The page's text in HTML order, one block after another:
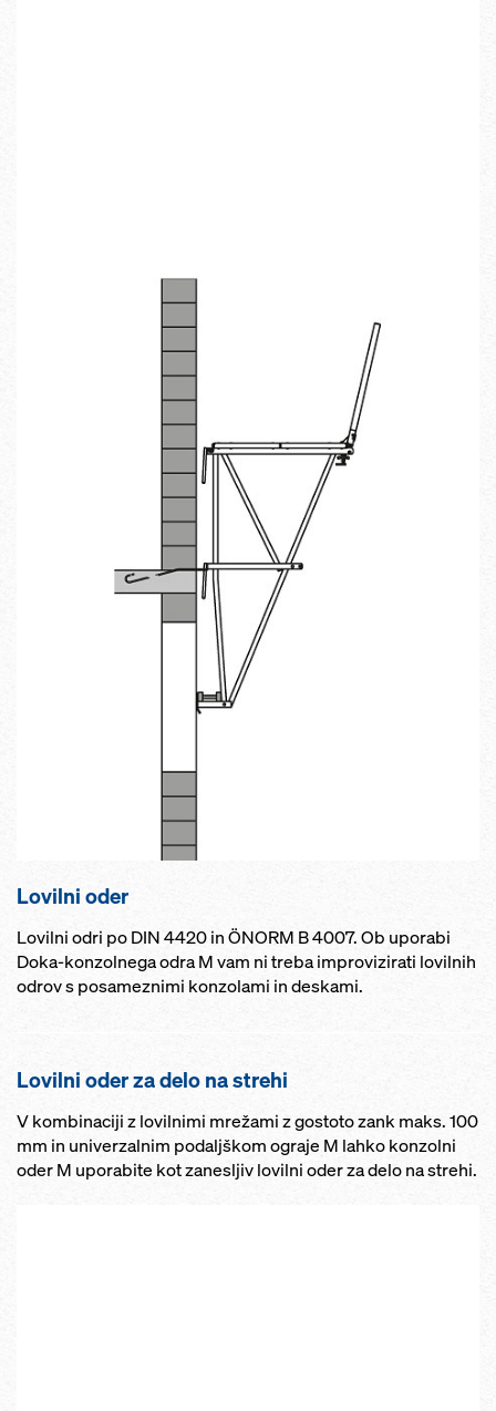
Lovilni oder
Lovilni odri po DIN 4420 in ÖNORM B 4007. Ob uporabi
Doka-konzolnega odra M vam ni treba improvizirati lovilnih
odrov s posameznimi konzolami in deskami.
Lovilni oder za delo na strehi
V kombinaciji z lovilnimi mrežami z gostoto zank maks. 100
mm in univerzalnim podaljškom ograje M lahko konzolni
oder M uporabite kot zanesljiv lovilni oder za delo na strehi.